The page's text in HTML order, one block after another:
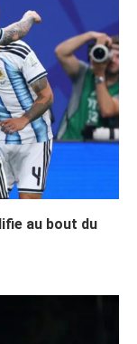
au bout du